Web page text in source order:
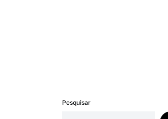
Pesquisar